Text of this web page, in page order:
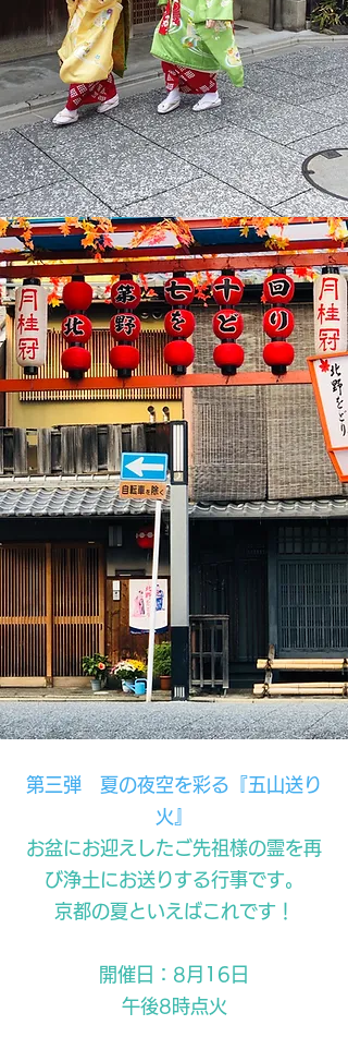
第三弾 夏の夜空を彩る『五山送り
火』
お盆にお迎えしたご先祖様の霊を再
び浄土にお送りする行事です。
京都の夏といえばこれです！
開催日：8月16日
午後8時点火